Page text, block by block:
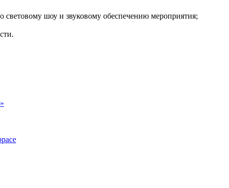
световому шоу и звуковому обеспечению мероприятия;